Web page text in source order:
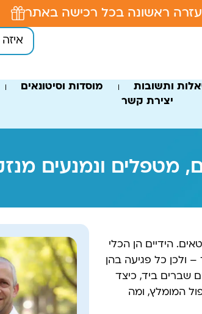
ראשונה בכל רכישה באתר
ותשובות
מוסדות וסיטונאים
יצירת קשר
מטפלים ונמנעים
הידיים הן הכלי
ולכן כל פגיעה בהן
שברים ביד, כיצד
המומלץ, ומה